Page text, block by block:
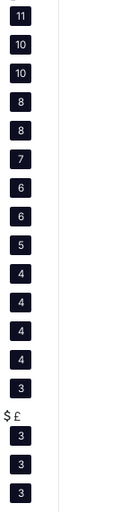
11
10
10
8
8
7
6
6
5
4
4
4
4
3
£
3
3
3